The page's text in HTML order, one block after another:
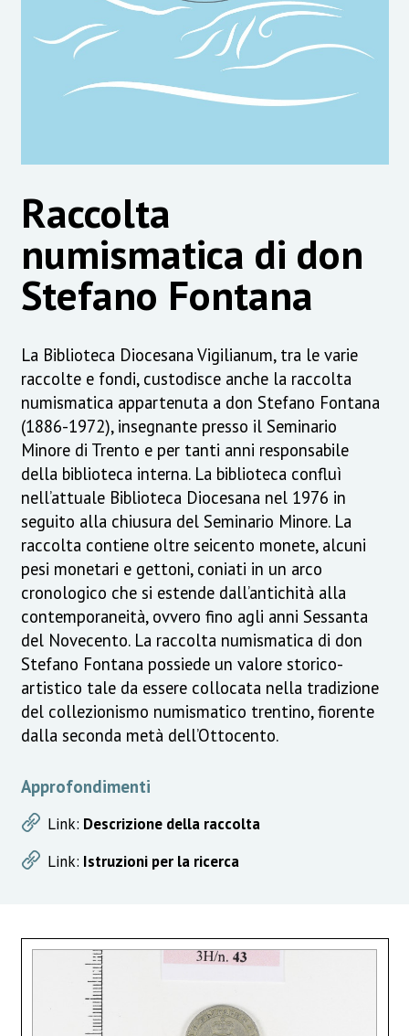
Raccolta
numismatica di don
Stefano Fontana
La Biblioteca Diocesana Vigilianum, tra le varie
raccolte e fondi, custodisce anche la raccolta
numismatica appartenuta a don Stefano Fontana
(1886-1972), insegnante presso il Seminario
Minore di Trento e per tanti anni responsabile
della biblioteca interna. La biblioteca confluì
nell’attuale Biblioteca Diocesana nel 1976 in
seguito alla chiusura del Seminario Minore. La
raccolta contiene oltre seicento monete, alcuni
pesi monetari e gettoni, coniati in un arco
cronologico che si estende dall’antichità alla
contemporaneità, ovvero fino agli anni Sessanta
del Novecento. La raccolta numismatica di don
Stefano Fontana possiede un valore storico-
artistico tale da essere collocata nella tradizione
del collezionismo numismatico trentino, fiorente
dalla seconda metà dell’Ottocento.
Approfondimenti
Link: Descrizione della raccolta
Link: Istruzioni per la ricerca